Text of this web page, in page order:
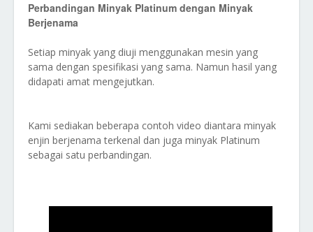
Perbandingan Minyak Platinum dengan Minyak
Berjenama
Setiap minyak yang diuji menggunakan mesin yang
sama dengan spesifikasi yang sama. Namun hasil yang
didapati amat mengejutkan.
Kami sediakan beberapa contoh video diantara minyak
enjin berjenama terkenal dan juga minyak Platinum
sebagai satu perbandingan.